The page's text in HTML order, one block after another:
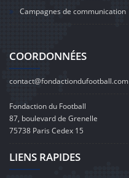
Campagnes de communication
COORDONNÉES
contact@fondactiondufootball.com
Fondaction du Football
87, boulevard de Grenelle
75738 Paris Cedex 15
LIENS RAPIDES